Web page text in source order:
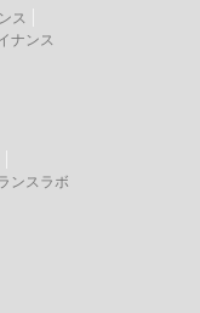
ス
ナンス
ンスラボ